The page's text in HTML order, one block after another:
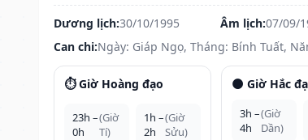
Dương lịch:30/10/1995 Âm lịch:07/09/
Can chi:Ngày: Giáp Ngọ, Tháng: Bính Tuất,
⏱️ Giờ Hoàng đạo
23h –
0h
(Giờ
Tí)
1h –
2h
(Giờ
Sửu)
🌑 Giờ Hắc
3h –
4h
(Giờ
Dần)